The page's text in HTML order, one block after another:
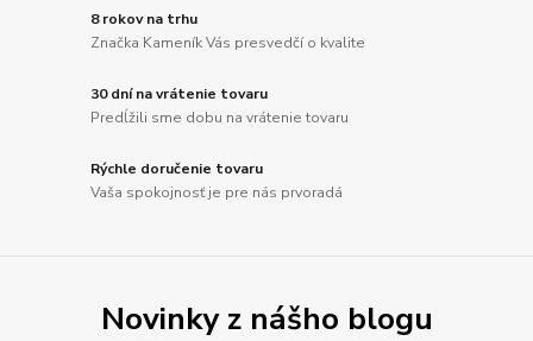
8 rokov na trhu
Značka Kameník Vás presvedčí o kvalite
30 dní na vrátenie tovaru
Predĺžili sme dobu na vrátenie tovaru
Rýchle doručenie tovaru
Vaša spokojnosť je pre nás prvoradá
Novinky z nášho blogu